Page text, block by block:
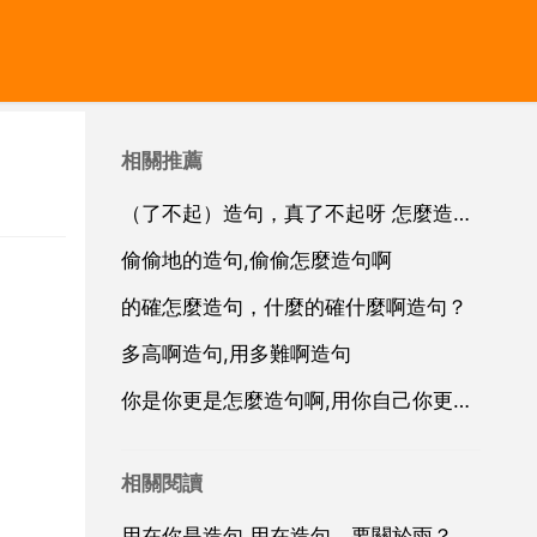
相關推薦
（了不起）造句，真了不起呀 怎麼造句啊
偷偷地的造句,偷偷怎麼造句啊
的確怎麼造句，什麼的確什麼啊造句？
多高啊造句,用多難啊造句
你是你更是怎麼造句啊,用你自己你更造句
相關閱讀